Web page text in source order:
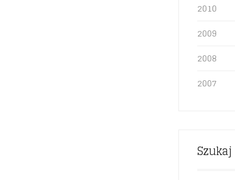
2010
2009
2008
2007
Szukaj